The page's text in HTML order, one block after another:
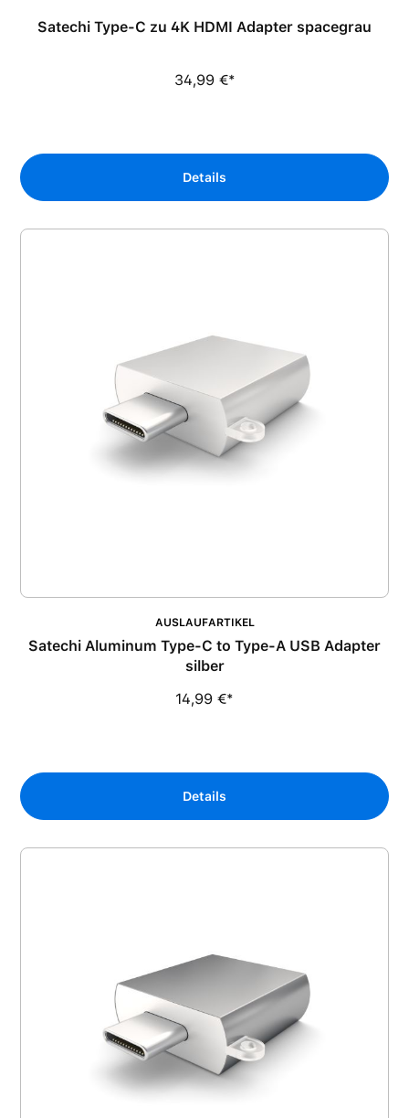
Satechi Type-C zu 4K HDMI Adapter spacegrau
34,99 €*
Details
AUSLAUFARTIKEL
Satechi Aluminum Type-C to Type-A USB Adapter
silber
14,99 €*
Details